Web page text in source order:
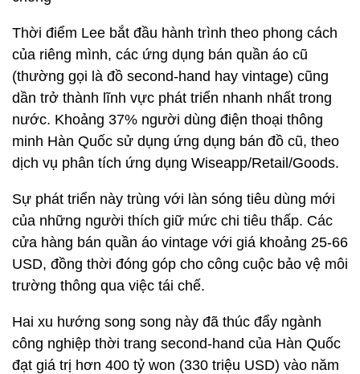
Thời điểm Lee bắt đầu hành trình theo phong cách
của riêng mình, các ứng dụng bán quần áo cũ
(thường gọi là đồ second-hand hay vintage) cũng
dần trở thành lĩnh vực phát triển nhanh nhất trong
nước. Khoảng 37% người dùng điện thoại thông
minh Hàn Quốc sử dụng ứng dụng bán đồ cũ, theo
dịch vụ phân tích ứng dụng Wiseapp/Retail/Goods.
Sự phát triển này trùng với làn sóng tiêu dùng mới
của những người thích giữ mức chi tiêu thấp. Các
cửa hàng bán quần áo vintage với giá khoảng 25-66
USD, đồng thời đóng góp cho công cuộc bảo vệ môi
trường thông qua việc tái chế.
Hai xu hướng song song này đã thúc đẩy ngành
công nghiệp thời trang second-hand của Hàn Quốc
đạt giá trị hơn 400 tỷ won (330 triệu USD) vào năm